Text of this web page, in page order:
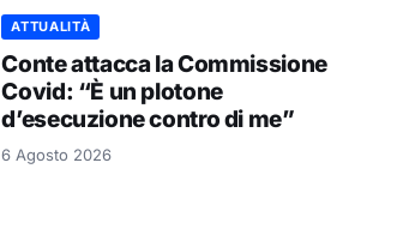
ATTUALITÀ
Conte attacca la Commissione
Covid: “È un plotone
d’esecuzione contro di me”
6 Agosto 2026